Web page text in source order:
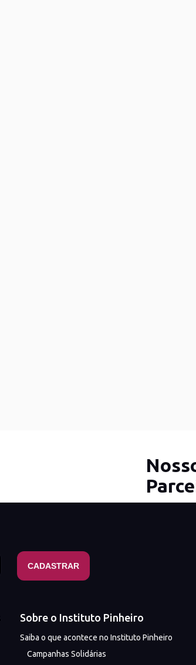
Sobre o Instituto Pinheiro
Saiba o que acontece no Instituto Pinheiro
Campanhas Solidárias